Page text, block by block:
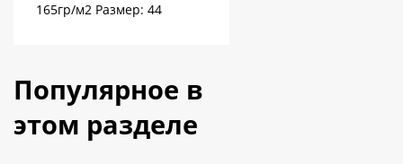
165гр/м2 Размер: 44
Популярное в
этом разделе